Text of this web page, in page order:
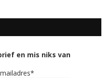
en mis niks van